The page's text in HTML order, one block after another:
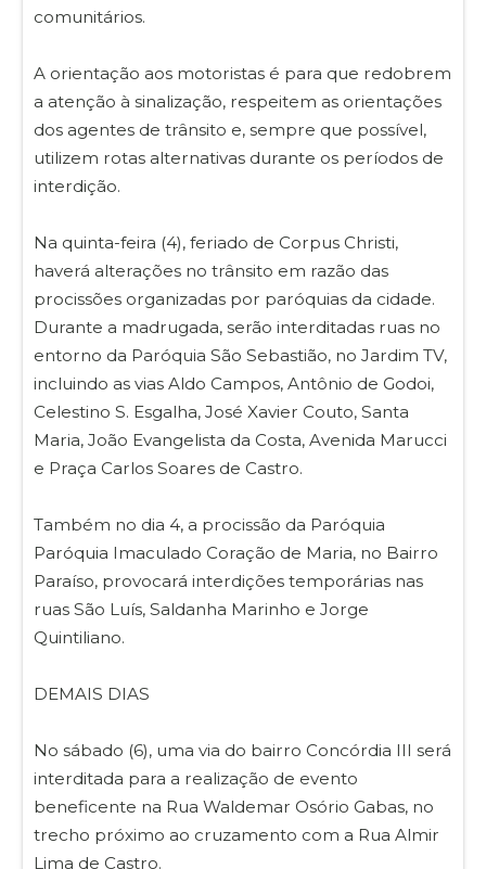
comunitários.
A orientação aos motoristas é para que redobrem
a atenção à sinalização, respeitem as orientações
dos agentes de trânsito e, sempre que possível,
utilizem rotas alternativas durante os períodos de
interdição.
Na quinta-feira (4), feriado de Corpus Christi,
haverá alterações no trânsito em razão das
procissões organizadas por paróquias da cidade.
Durante a madrugada, serão interditadas ruas no
entorno da Paróquia São Sebastião, no Jardim TV,
incluindo as vias Aldo Campos, Antônio de Godoi,
Celestino S. Esgalha, José Xavier Couto, Santa
Maria, João Evangelista da Costa, Avenida Marucci
e Praça Carlos Soares de Castro.
Também no dia 4, a procissão da Paróquia
Paróquia Imaculado Coração de Maria, no Bairro
Paraíso, provocará interdições temporárias nas
ruas São Luís, Saldanha Marinho e Jorge
Quintiliano.
DEMAIS DIAS
No sábado (6), uma via do bairro Concórdia III será
interditada para a realização de evento
beneficente na Rua Waldemar Osório Gabas, no
trecho próximo ao cruzamento com a Rua Almir
Lima de Castro.